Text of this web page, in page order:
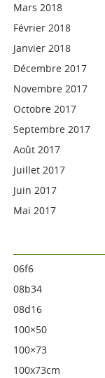
Mars 2018
Février 2018
Janvier 2018
Décembre 2017
Novembre 2017
Octobre 2017
Septembre 2017
Août 2017
Juillet 2017
Juin 2017
Mai 2017
06f6
08b34
08d16
100×50
100×73
100x73cm